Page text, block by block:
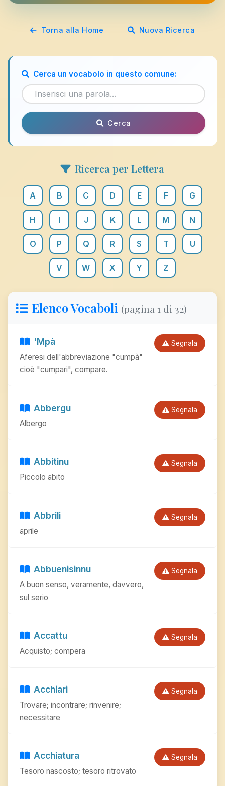
Torna alla Home Nuova Ricerca
Cerca un vocabolo in questo comune:
Cerca
Ricerca per Lettera
A B C D E F G
H I J K L M N
O P Q R S T U
V W X Y Z
Elenco Vocaboli (pagina 1 di 32)
'Mpà
Aferesi dell'abbreviazione "cumpà"
cioè "cumpari", compare.
Segnala
Abbergu
Albergo
Segnala
Abbitinu
Piccolo abito
Segnala
Abbrili
aprile
Segnala
Abbuenisinnu
A buon senso, veramente, davvero,
sul serio
Segnala
Accattu
Acquisto; compera
Segnala
Acchiari
Trovare; incontrare; rinvenire;
necessitare
Segnala
Acchiatura
Tesoro nascosto; tesoro ritrovato
Segnala